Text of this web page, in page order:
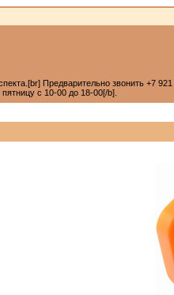
Предварительно звонить +7
с 10-00 до 18-00[/b].